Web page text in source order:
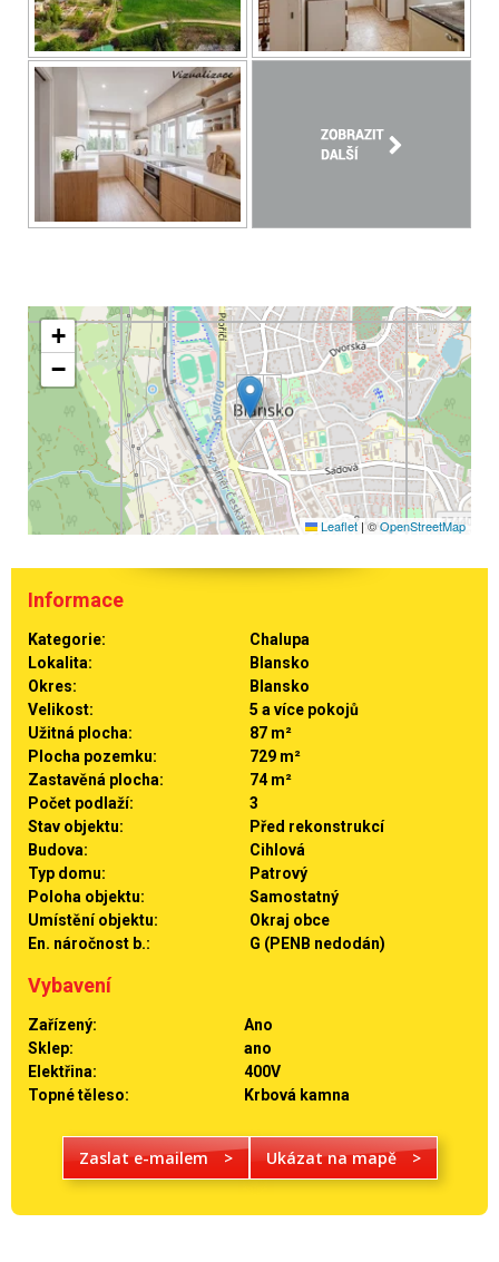
+
−
Leaflet |©OpenStreetMap
Informace
Kategorie:
Chalupa
Lokalita:
Blansko
Okres:
Blansko
Velikost:
5 a více pokojů
Užitná plocha:
87 m²
Plocha pozemku:
729 m²
Zastavěná plocha:
74 m²
Počet podlaží:
3
Stav objektu:
Před rekonstrukcí
Budova:
Cihlová
Typ domu:
Patrový
Poloha objektu:
Samostatný
Umístění objektu:
Okraj obce
En. náročnost b.:
G (PENB nedodán)
Vybavení
Zařízený:
Ano
Sklep:
ano
Elektřina:
400V
Topné těleso:
Krbová kamna
Zaslat e-mailem > Ukázat na mapě >